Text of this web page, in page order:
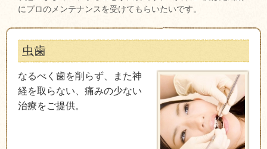
にプロのメンテナンスを受けてもらいたいです。
虫歯
なるべく歯を削らず、また神
経を取らない、痛みの少ない
治療をご提供。